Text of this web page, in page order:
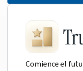
Comience el